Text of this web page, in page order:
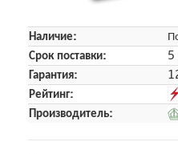
Наличие:
Срок поставки:
5
Гарантия:
Рейтинг:
Производитель: